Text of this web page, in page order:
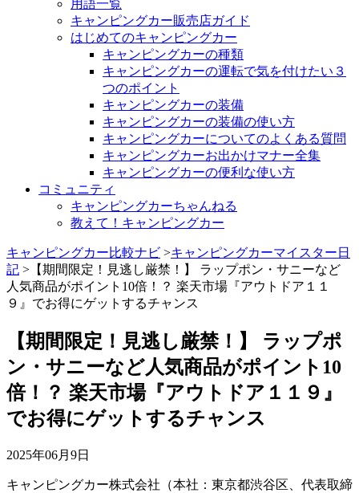
用語一覧
キャンピングカー販売店ガイド
はじめてのキャンピングカー
キャンピングカーの種類
キャンピングカーの運転で気を付けたい３
つのポイント
キャンピングカーの装備
キャンピングカーの装備の使い方
キャンピングカーについてのよくある質問
キャンピングカーお出かけマナー全集
キャンピングカーの便利な使い方
コミュニティ
キャンピングカーちゃんねる
教えて！キャンピングカー
キャンピングカー比較ナビ >キャンピングカーマイスター日
記 >【期間限定！見逃し厳禁！】 ラップポン・サニーなど
人気商品がポイント10倍！？ 楽天市場『アウトドア１１
９』でお得にゲットするチャンス
【期間限定！見逃し厳禁！】 ラップポ
ン・サニーなど人気商品がポイント10
倍！？ 楽天市場『アウトドア１１９』
でお得にゲットするチャンス
2025年06月9日
キャンピングカー株式会社（本社：東京都渋谷区、代表取締